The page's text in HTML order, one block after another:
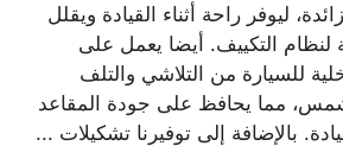
ليوفر راحة أثناء القيادة ويقلل
لنظام التكييف. أيضا يعمل على
للسيارة من التلاشي والتلف
مما يحافظ على جودة المقاعد
بالإضافة إلى توفيرنا تشكيلات ...